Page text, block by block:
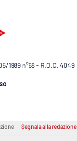
1989 n°68 - R.O.C. 4049
Segnala alla redazione